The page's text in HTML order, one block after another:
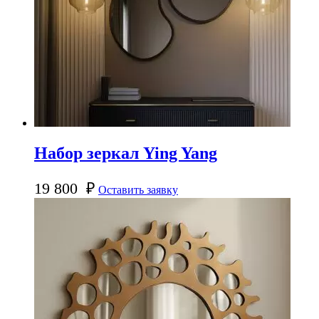
Набор зеркал Ying Yang
19 800 ₽ Оставить заявку